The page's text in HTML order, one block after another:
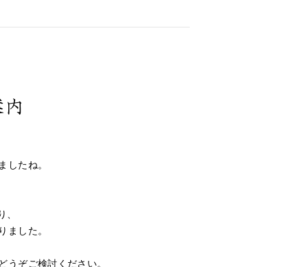
したね。
、
ました。
うぞご検討ください。